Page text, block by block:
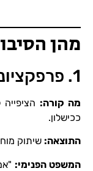
מהן
1. פרפקציוניזם נוקשה
מה קורה:
ככישלון.
התוצאה: שיתוק
המשפט הפנימי: